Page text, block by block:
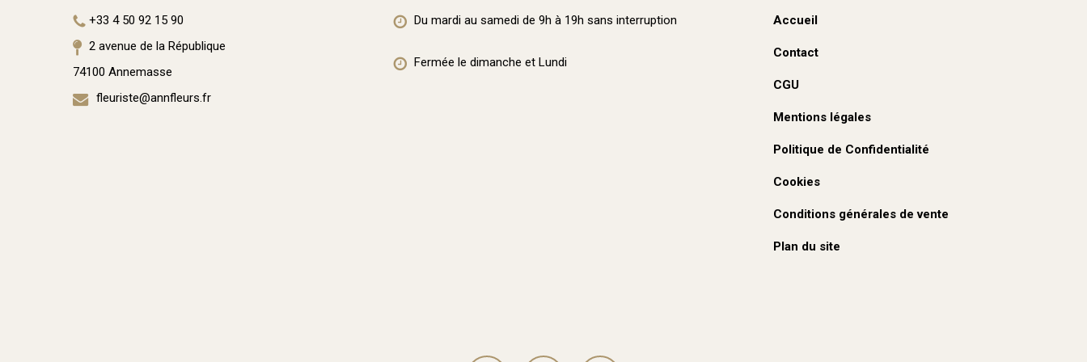
+33 4 50 92 15 90
2 avenue de la République
74100 Annemasse
fleuriste@annfleurs.fr
Du mardi au samedi de 9h à 19h sans interruption
Fermée le dimanche et Lundi
Accueil
Contact
CGU
Mentions légales
Politique de Confidentialité
Cookies
Conditions générales de vente
Plan du site